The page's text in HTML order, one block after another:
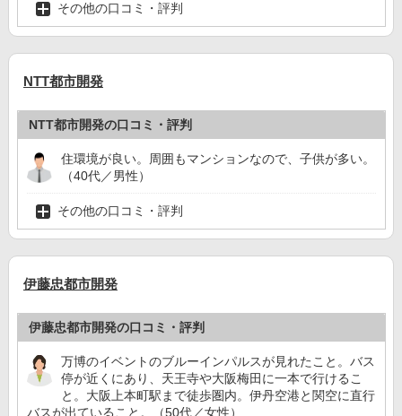
その他の口コミ・評判
NTT都市開発
NTT都市開発の口コミ・評判
住環境が良い。周囲もマンションなので、子供が多い。
（40代／男性）
その他の口コミ・評判
伊藤忠都市開発
伊藤忠都市開発の口コミ・評判
万博のイベントのブルーインパルスが見れたこと。バス
停が近くにあり、天王寺や大阪梅田に一本で行けるこ
と。大阪上本町駅まで徒歩圏内。伊丹空港と関空に直行
バスが出ていること。（50代／女性）